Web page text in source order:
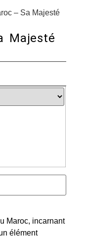
– Sa Majesté
Majesté
Maroc, incarnant
élément